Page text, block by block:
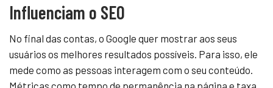
Influenciam o SEO
No final das contas, o Google quer mostrar aos seus
usuários os melhores resultados possíveis. Para isso, ele
mede como as pessoas interagem com o seu conteúdo.
Métricas como tempo de permanência na página e taxa